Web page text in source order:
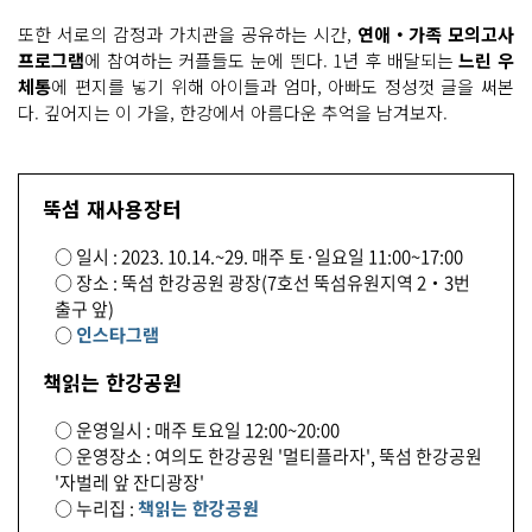
또한 서로의 감정과 가치관을 공유하는 시간, 연애‧가족 모의고사
프로그램에 참여하는 커플들도 눈에 띈다. 1년 후 배달되는느린 우
체통에 편지를 넣기 위해 아이들과 엄마, 아빠도 정성껏 글을 써본
다. 깊어지는 이 가을, 한강에서 아름다운 추억을 남겨보자.
뚝섬 재사용장터
○ 일시 : 2023. 10.14.~29. 매주 토·일요일 11:00~17:00
○ 장소 : 뚝섬 한강공원 광장(7호선 뚝섬유원지역 2‧3번
출구 앞)
○인스타그램
책읽는 한강공원
○ 운영일시 : 매주 토요일 12:00~20:00
○ 운영장소 : 여의도 한강공원 '멀티플라자', 뚝섬 한강공원
'자벌레 앞 잔디광장'
○ 누리집 :책읽는 한강공원